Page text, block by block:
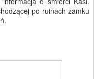
po ruinach zamku